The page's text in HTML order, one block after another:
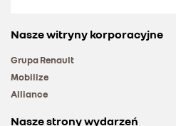
Nasze witryny korporacyjne
Grupa Renault
Mobilize
Alliance
Nasze strony wydarzeń